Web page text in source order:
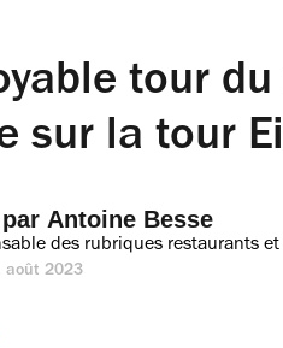
tour
sur la tour
Antoine Besse
des rubriques restaurants et
août 2023